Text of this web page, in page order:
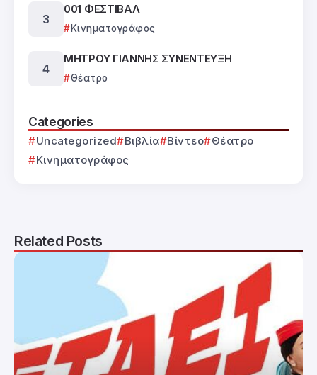
001 ΦΕΣΤΙΒΑΛ
Κινηματογράφος
ΜΗΤΡΟΥ ΓΙΑΝΝΗΣ ΣΥΝΕΝΤΕΥΞΗ
Θέατρο
Categories
Uncategorized Βιβλία Βίντεο
Θέατρο
Κινηματογράφος
Related Posts